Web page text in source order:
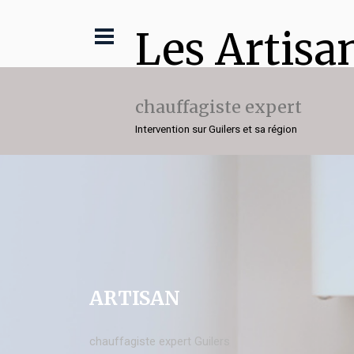
Les
chauffagiste expert
Intervention sur Guilers et sa région
ARTISAN
chauffagiste expert Guilers